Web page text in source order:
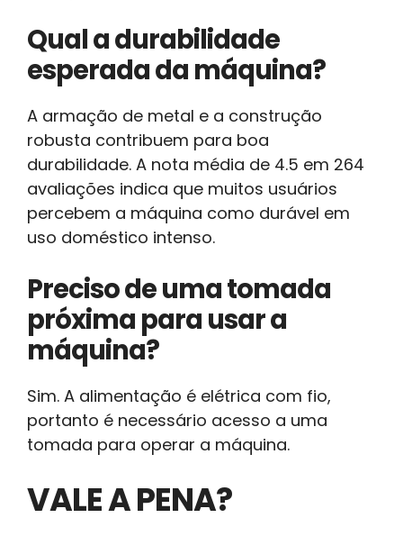
Qual a durabilidade
esperada da máquina?
A armação de metal e a construção
robusta contribuem para boa
durabilidade. A nota média de 4.5 em 264
avaliações indica que muitos usuários
percebem a máquina como durável em
uso doméstico intenso.
Preciso de uma tomada
próxima para usar a
máquina?
Sim. A alimentação é elétrica com fio,
portanto é necessário acesso a uma
tomada para operar a máquina.
VALE A PENA?